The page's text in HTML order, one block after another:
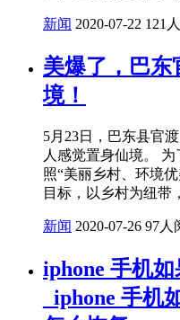
新闻 2020-07-22 121
美爆了，巴东
境！
5月23日，巴东县官
人感觉置身仙境。
照“美丽乡村、环境
目标，以乡村为纽带，
新闻 2020-07-26 97人
iphone 手机
_iphone 手